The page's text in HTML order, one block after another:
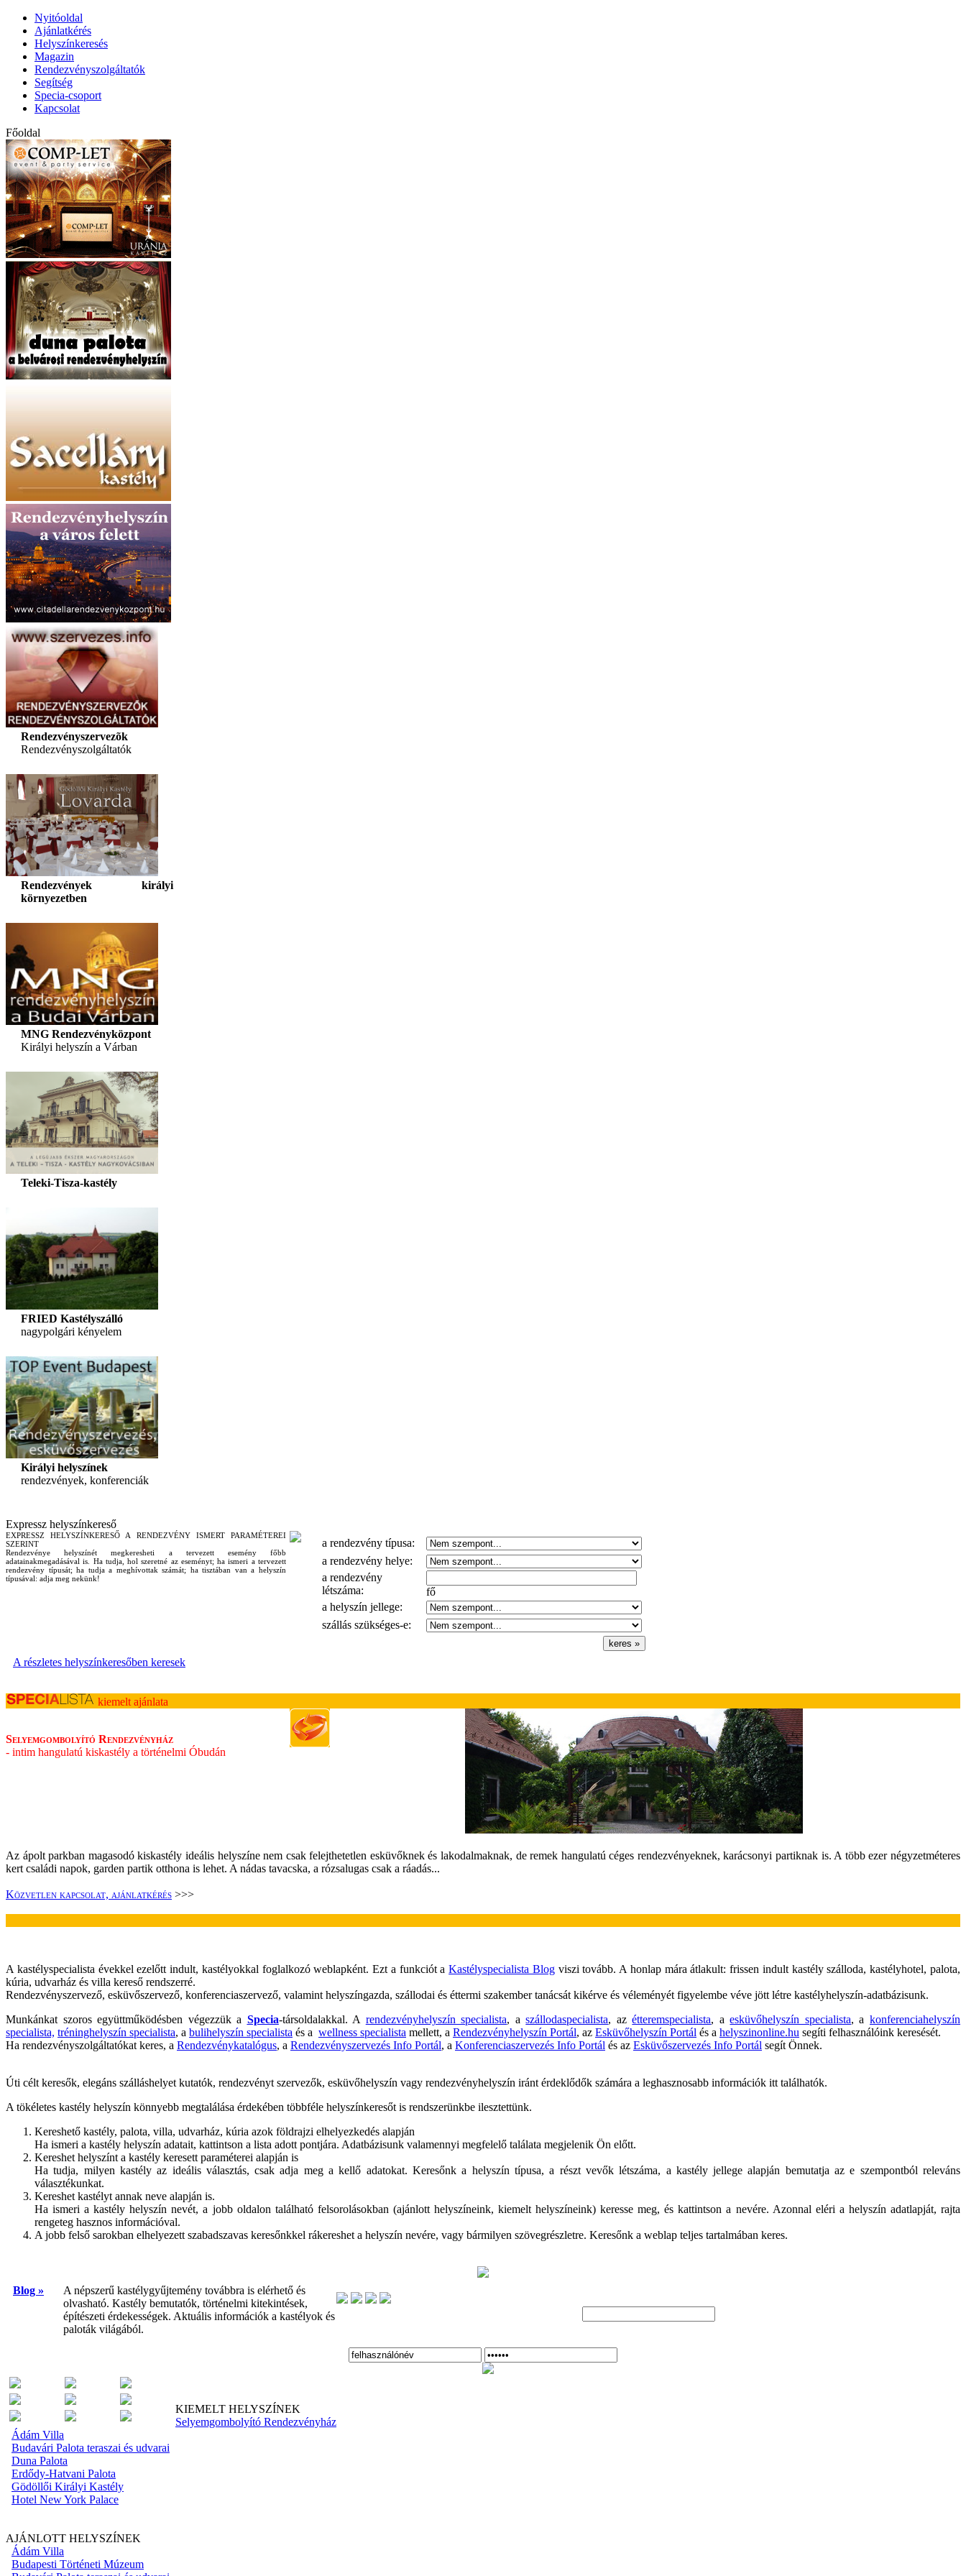
Nyitóoldal
Ajánlatkérés
Helyszínkeresés
Magazin
Rendezvényszolgáltatók
Segítség
Specia-csoport
Kapcsolat
Főoldal
Rendezvényszervezõk
Rendezvényszolgáltatók
Rendezvények királyi
környezetben
MNG Rendezvényközpont
Királyi helyszín a Várban
Teleki-Tisza-kastély
FRIED Kastélyszálló
nagypolgári kényelem
Királyi helyszínek
rendezvények, konferenciák
Expressz helyszínkereső
EXPRESSZ HELYSZÍNKERESŐ A RENDEZVÉNY ISMERT PARAMÉTEREI
SZERINT
Rendezvénye helyszínét megkeresheti a tervezett esemény főbb
adatainakmegadásával is. Ha tudja, hol szeretné az eseményt; ha ismeri a tervezett
rendezvény típusát; ha tudja a meghívottak számát; ha tisztában van a helyszín
típusával: adja meg nekünk!
a rendezvény típusa:
a rendezvény helye:
a rendezvény
létszáma:
fő
a helyszín jellege:
szállás szükséges-e:
A részletes helyszínkeresőben keresek
kiemelt ajánlata
Selyemgombolyító Rendezvényház
- intim hangulatú kiskastély a történelmi Óbudán
Az ápolt parkban magasodó kiskastély ideális helyszíne nem csak felejthetetlen esküvőknek és lakodalmaknak, de remek hangulatú céges rendezvényeknek, karácsonyi partiknak is. A több ezer négyzetméteres
kert családi napok, garden partik otthona is lehet. A nádas tavacska, a rózsalugas csak a ráadás...
Közvetlen kapcsolat, ajánlatkérés >>>
A kastélyspecialista évekkel ezelőtt indult, kastélyokkal foglalkozó weblapként. Ezt a funkciót aKastélyspecialista Blogviszi tovább. A honlap mára átlakult: frissen indult kastély szálloda, kastélyhotel, palota,
kúria, udvarház és villa kereső rendszerré.
Rendezvényszervező, esküvőszervező, konferenciaszervező, valamint helyszíngazda, szállodai és éttermi szakember tanácsát kikérve és véleményét figyelembe véve jött létre kastélyhelyszín-adatbázisunk.
Munkánkat szoros együttműködésben végezzük a Specia-társoldalakkal. A rendezvényhelyszín specialista, aszállodaspecialista, azétteremspecialista, aesküvőhelyszín specialista, akonferenciahelyszín
specialista, tréninghelyszín specialista, a bulihelyszín specialista és a wellness specialista mellett, a Rendezvényhelyszín Portál, az Esküvőhelyszín Portál és a helyszinonline.hu segíti felhasználóink keresését.
Ha rendezvényszolgáltatókat keres, a Rendezvénykatalógus, a Rendezvényszervezés Info Portál, a Konferenciaszervezés Info Portál és az Esküvőszervezés Info Portál segít Önnek.
Úti célt keresők, elegáns szálláshelyet kutatók, rendezvényt szervezők, esküvőhelyszín vagy rendezvényhelyszín iránt érdeklődők számára a leghasznosabb információk itt találhatók.
A tökéletes kastély helyszín könnyebb megtalálása érdekében többféle helyszínkeresőt is rendszerünkbe ilesztettünk.
Kereshető kastély, palota, villa, udvarház, kúria azok földrajzi elhelyezkedés alapján
Ha ismeri a kastély helyszín adatait, kattintson a lista adott pontjára. Adatbázisunk valamennyi megfelelő találata megjelenik Ön előtt.
Kereshet helyszínt a kastély keresett paraméterei alapján is
Ha tudja, milyen kastély az ideális választás, csak adja meg a kellő adatokat. Keresőnk a helyszín típusa, a részt vevők létszáma, a kastély jellege alapján bemutatja az e szempontból releváns
választékunkat.
Kereshet kastélyt annak neve alapján is.
Ha ismeri a kastély helyszín nevét, a jobb oldalon található felsorolásokban (ajánlott helyszíneink, kiemelt helyszíneink) keresse meg, és kattintson a nevére. Azonnal eléri a helyszín adatlapját, rajta
rengeteg hasznos információval.
A jobb felső sarokban elhelyezett szabadszavas keresőnkkel rákereshet a helyszín nevére, vagy bármilyen szövegrészletre. Keresőnk a weblap teljes tartalmában keres.
Blog »
A népszerű kastélygyűjtemény továbbra is elérhető és
olvasható. Kastély bemutatók, történelmi kitekintések,
építészeti érdekességek. Aktuális információk a kastélyok és
paloták világából.
KIEMELT HELYSZÍNEK
Selyemgombolyító Rendezvényház
Ádám Villa
Budavári Palota teraszai és udvarai
Duna Palota
Erdődy-Hatvani Palota
Gödöllői Királyi Kastély
Hotel New York Palace
AJÁNLOTT HELYSZÍNEK
Ádám Villa
Budapesti Történeti Múzeum